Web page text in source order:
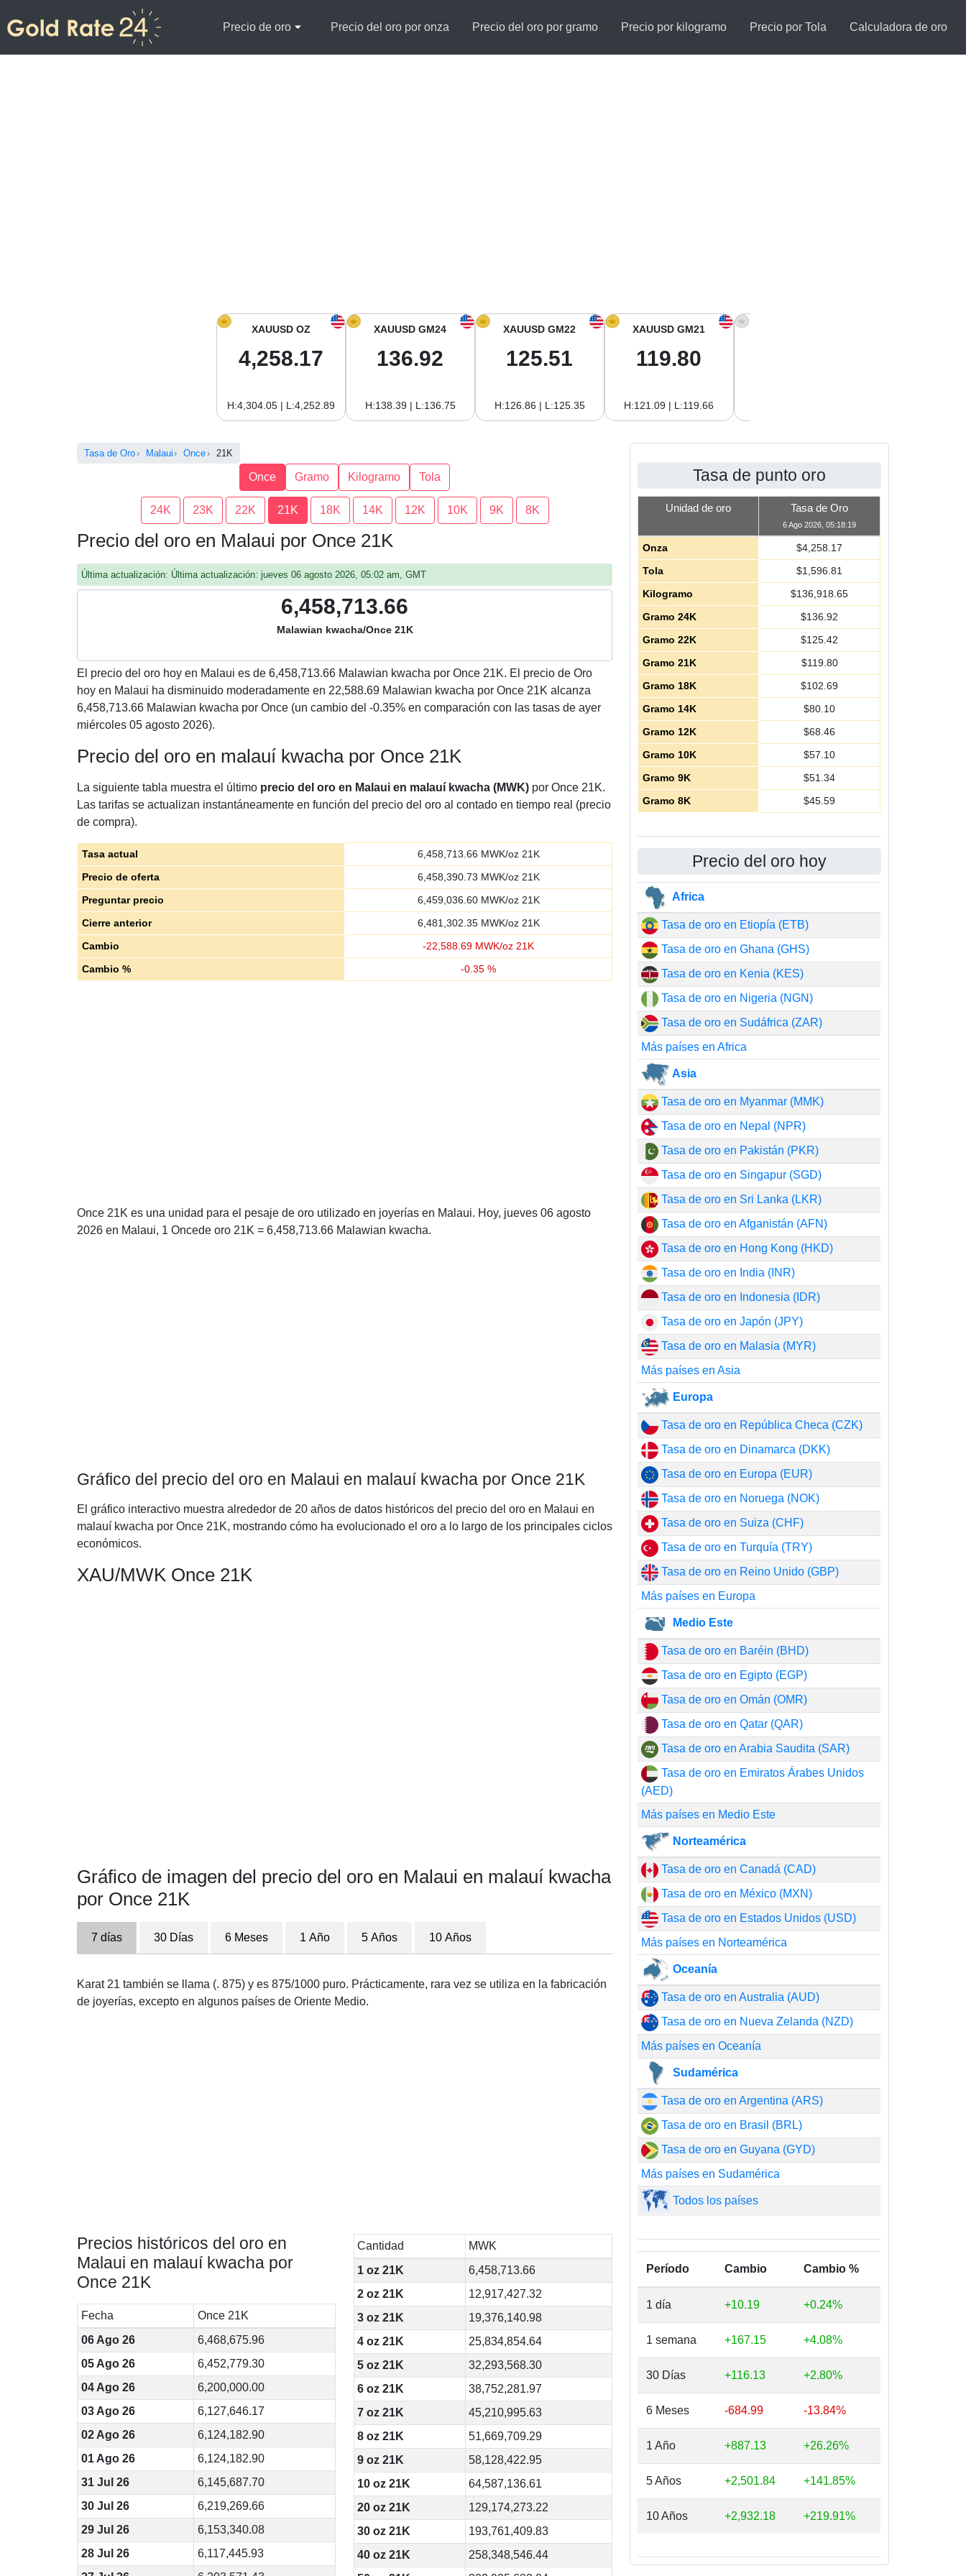
Precio de oro Precio del oro por onza Precio del oro por gramo Precio por kilogramo Precio por Tola Calculadora de oro
XAUUSD OZ
4,258.17
H:4,304.05 | L:4,252.89
XAUUSD GM24
136.92
H:138.39 | L:136.75
XAUUSD GM22
125.51
H:126.86 | L:125.35
XAUUSD GM21
119.80
H:121.09 | L:119.66
Tasa de Oro Malaui Once 21K
Once Gramo Kilogramo Tola
24K 23K 22K 21K 18K 14K 12K 10K 9K 8K
Precio del oro en Malaui por Once 21K
Última actualización: Última actualización: jueves 06 agosto 2026, 05:02 am, GMT
6,458,713.66
Malawian kwacha/Once 21K
El precio del oro hoy en Malaui es de 6,458,713.66 Malawian kwacha por Once 21K. El precio de Oro
hoy en Malaui ha disminuido moderadamente en 22,588.69 Malawian kwacha por Once 21K alcanza
6,458,713.66 Malawian kwacha por Once (un cambio del -0.35% en comparación con las tasas de ayer
miércoles 05 agosto 2026).
Precio del oro en malauí kwacha por Once 21K
La siguiente tabla muestra el último precio del oro en Malaui en malauí kwacha (MWK) por Once 21K.
Las tarifas se actualizan instantáneamente en función del precio del oro al contado en tiempo real (precio
de compra).
Tasa actual 6,458,713.66 MWK/oz 21K
Precio de oferta
6,458,390.73 MWK/oz 21K
Preguntar precio
6,459,036.60MWK/oz 21K
Cierre anterior
6,481,302.35MWK/oz 21K
Cambio
-22,588.69 MWK/oz 21K
Cambio %
-0.35 %
Once 21K es una unidad para el pesaje de oro utilizado en joyerías en Malaui. Hoy, jueves 06 agosto
2026 en Malaui, 1 Oncede oro 21K = 6,458,713.66 Malawian kwacha.
Gráfico del precio del oro en Malaui en malauí kwacha por Once 21K
El gráfico interactivo muestra alrededor de 20 años de datos históricos del precio del oro en Malaui en
malauí kwacha por Once 21K, mostrando cómo ha evolucionado el oro a lo largo de los principales ciclos
económicos.
XAU/MWK Once 21K
Gráfico de imagen del precio del oro en Malaui en malauí kwacha
por Once 21K
7 días 30 Días 6 Meses 1 Año 5 Años 10 Años
Karat 21 también se llama (. 875) y es 875/1000 puro. Prácticamente, rara vez se utiliza en la fabricación
de joyerías, excepto en algunos países de Oriente Medio.
Precios históricos del oro en
Malaui en malauí kwacha por
Once 21K
Fecha
Once 21K
06 Ago 26
6,468,675.96
05 Ago 26
6,452,779.30
04 Ago 26
6,200,000.00
03 Ago 26
6,127,646.17
02 Ago 26
6,124,182.90
01 Ago 26
6,124,182.90
31 Jul 26
6,145,687.70
30 Jul 26
6,219,269.66
29 Jul 26
6,153,340.08
28 Jul 26
6,117,445.93
Cantidad
MWK
1 oz 21K
6,458,713.66
2 oz 21K
12,917,427.32
3 oz 21K
19,376,140.98
4 oz 21K
25,834,854.64
5 oz 21K
32,293,568.30
6 oz 21K
38,752,281.97
7 oz 21K
45,210,995.63
8 oz 21K
51,669,709.29
9 oz 21K
58,128,422.95
10 oz 21K
64,587,136.61
20 oz 21K
129,174,273.22
30 oz 21K
193,761,409.83
40 oz 21K
258,348,546.44
Tasa de punto oro
Unidad de oro Tasa de Oro
6 Ago 2026, 05:18:19
Onza $4,258.17
Tola
$1,596.81
Kilogramo
$136,918.65
Gramo 24K
$136.92
Gramo 22K
$125.42
Gramo 21K
$119.80
Gramo 18K
$102.69
Gramo 14K
$80.10
Gramo 12K
$68.46
Gramo 10K
$57.10
Gramo 9K
$51.34
Gramo 8K
$45.59
Precio del oro hoy
Africa
Tasa de oro en Etiopía (ETB)
Tasa de oro en Ghana (GHS)
Tasa de oro en Kenia (KES)
Tasa de oro en Nigeria (NGN)
Tasa de oro en Sudáfrica (ZAR)
Más países en Africa
Asia
Tasa de oro en Myanmar (MMK)
Tasa de oro en Nepal (NPR)
Tasa de oro en Pakistán (PKR)
Tasa de oro en Singapur (SGD)
Tasa de oro en Sri Lanka (LKR)
Tasa de oro en Afganistán (AFN)
Tasa de oro en Hong Kong (HKD)
Tasa de oro en India (INR)
Tasa de oro en Indonesia (IDR)
Tasa de oro en Japón (JPY)
Tasa de oro en Malasia (MYR)
Más países en Asia
Europa
Tasa de oro en República Checa (CZK)
Tasa de oro en Dinamarca (DKK)
Tasa de oro en Europa (EUR)
Tasa de oro en Noruega (NOK)
Tasa de oro en Suiza (CHF)
Tasa de oro en Turquía (TRY)
Tasa de oro en Reino Unido (GBP)
Más países en Europa
Medio Este
Tasa de oro en Baréin (BHD)
Tasa de oro en Egipto (EGP)
Tasa de oro en Omán (OMR)
Tasa de oro en Qatar (QAR)
Tasa de oro en Arabia Saudita (SAR)
Tasa de oro en Emiratos Árabes Unidos
(AED)
Más países en Medio Este
Norteamérica
Tasa de oro en Canadá (CAD)
Tasa de oro en México (MXN)
Tasa de oro en Estados Unidos (USD)
Más países en Norteamérica
Oceanía
Tasa de oro en Australia (AUD)
Tasa de oro en Nueva Zelanda (NZD)
Más países en Oceanía
Sudamérica
Tasa de oro en Argentina (ARS)
Tasa de oro en Brasil (BRL)
Tasa de oro en Guyana (GYD)
Más países en Sudamérica
Todos los países
Período Cambio Cambio %
1 día +10.19 +0.24%
1 semana +167.15 +4.08%
30 Días +116.13 +2.80%
6 Meses -684.99 -13.84%
1 Año +887.13 +26.26%
5 Años +2,501.84 +141.85%
10 Años +2,932.18 +219.91%